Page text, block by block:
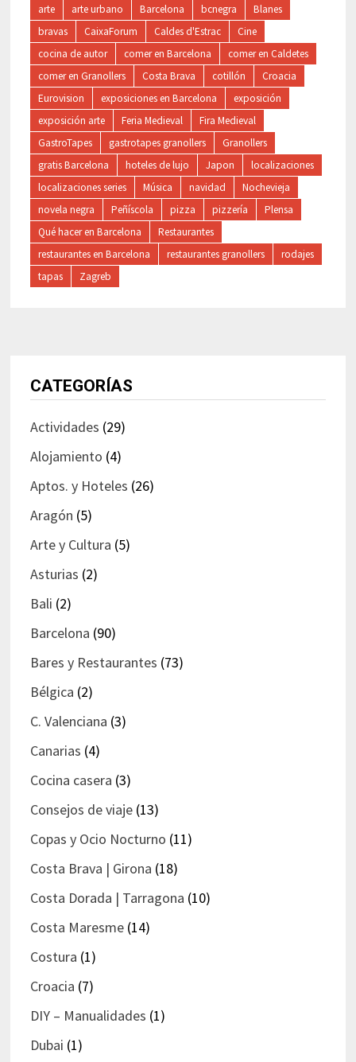
arte arte urbano Barcelona bcnegra
Blanes
bravas
CaixaForum Caldes d'Estrac
Cine
cocina de autor
comer en Barcelona
comer en Caldetes
comer en Granollers
Costa Brava cotillón
Croacia
Eurovision
exposiciones en Barcelona
exposición
exposición arte
Feria Medieval
Fira Medieval
GastroTapes
gastrotapes granollers
Granollers
gratis Barcelona
hoteles de lujo Japon
localizaciones
localizaciones series
Música navidad
Nochevieja
novela negra
Peñíscola pizza pizzería
Plensa
Qué hacer en Barcelona
Restaurantes
restaurantes en Barcelona
restaurantes granollers
rodajes
tapas
Zagreb
CATEGORÍAS
Actividades (29)
Alojamiento (4)
Aptos. y Hoteles (26)
Aragón (5)
Arte y Cultura (5)
Asturias (2)
Bali (2)
Barcelona (90)
Bares y Restaurantes (73)
Bélgica (2)
C. Valenciana (3)
Canarias (4)
Cocina casera (3)
Consejos de viaje(13)
Copas y Ocio Nocturno (11)
Costa Brava | Girona (18)
Costa Dorada | Tarragona (10)
Costa Maresme(14)
Costura (1)
Croacia (7)
DIY – Manualidades (1)
Dubai (1)